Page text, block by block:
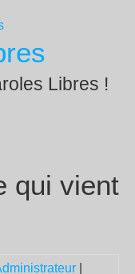
Libres !
qui vient